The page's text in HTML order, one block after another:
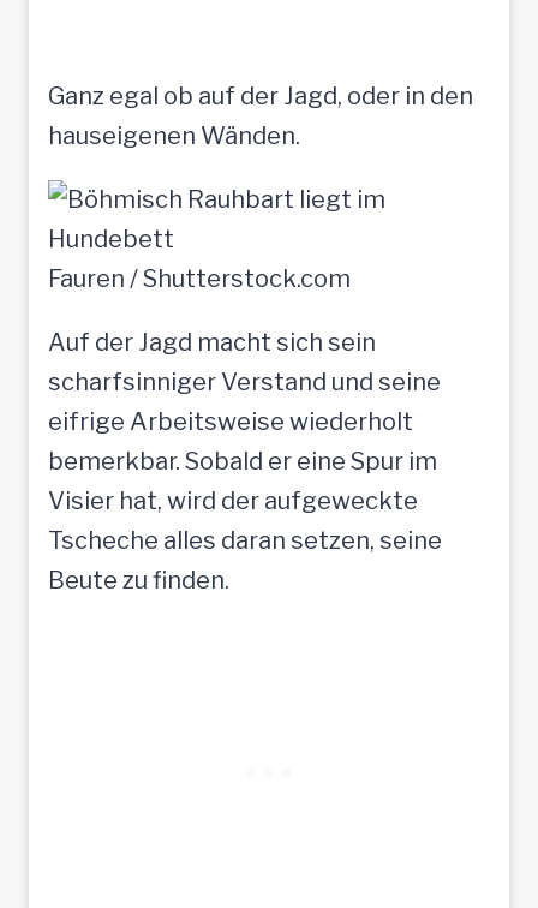
Ganz egal ob auf der Jagd, oder in den
hauseigenen Wänden.
Fauren / Shutterstock.com
Auf der Jagd macht sich sein
scharfsinniger Verstand und seine
eifrige Arbeitsweise wiederholt
bemerkbar. Sobald er eine Spur im
Visier hat, wird der aufgeweckte
Tscheche alles daran setzen, seine
Beute zu finden.